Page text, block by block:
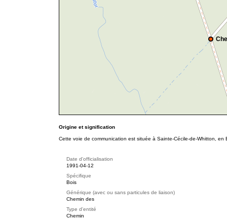
Origine et signification
Cette voie de communication est située à Sainte-Cécile-de-Whitton,
Date d'officialisation
1991-04-12
Spécifique
Bois
Générique (avec ou sans particules de liaison)
Chemin des
Type d'entité
Chemin